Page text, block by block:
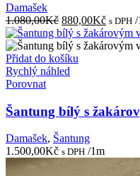
Damašek
1.080,00Kč Původní
cena
byla:
1.080,00Kč.
880,00Kč
cena
je:
s DPH /
Přidat do košíku
Rychlý náhled
Porovnat
Šantung bílý s
Damašek, Šantung
1.500,00Kč s DPH /1m